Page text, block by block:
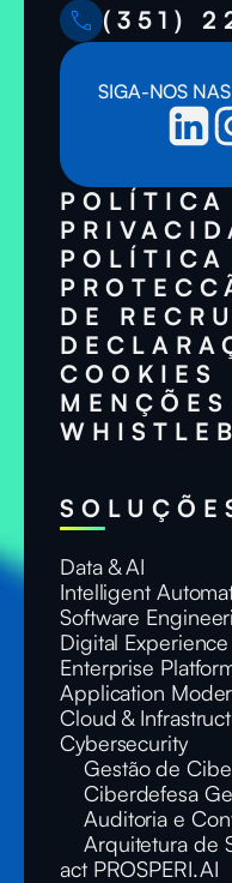
(351)
SIGA-NOS
POLÍTICA
POLÍTICA
DE
COOKIES
Data & AI
Intelligent
Software
Digital Experience
Enterprise
Application
Cloud &
Cybersecurity
Gestão de
Ciberdefesa
Auditoria e
Arquitetura de
act PROSPERI.AI